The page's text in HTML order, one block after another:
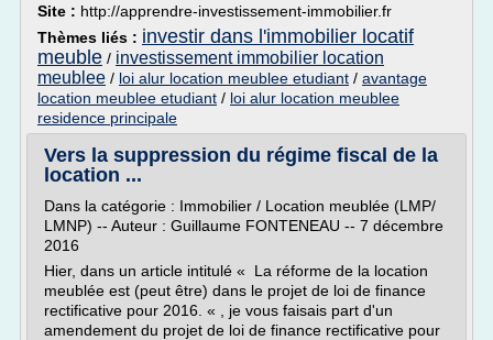
Site : http://apprendre-investissement-immobilier.fr
Thèmes liés : investir dans l'immobilier locatif
meuble / investissement immobilier location
meublee / loi alur location meublee etudiant / avantage
location meublee etudiant / loi alur location meublee
residence principale
Vers la suppression du régime fiscal de la
location ...
Dans la catégorie : Immobilier / Location meublée (LMP/
LMNP) -- Auteur : Guillaume FONTENEAU -- 7 décembre
2016
Hier, dans un article intitulé « La réforme de la location
meublée est (peut être) dans le projet de loi de finance
rectificative pour 2016. « , je vous faisais part d'un
amendement du projet de loi de finance rectificative pour